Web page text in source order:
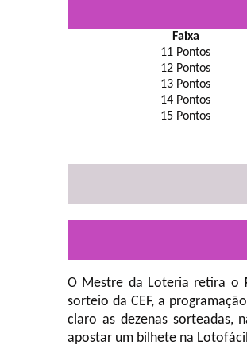
Faixa
11 Pontos
12 Pontos
13 Pontos
14 Pontos
15 Pontos
O Mestre da Loteria retira o
sorteio da CEF, a
claro as dezenas sorteadas,
apostar um bilhete na